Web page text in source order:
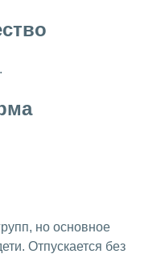
но основное
Отпускается без